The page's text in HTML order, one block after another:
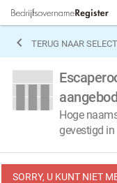
 TERUG NAAR
Hoge
gevestigd
SORRY, U KUNT NIET